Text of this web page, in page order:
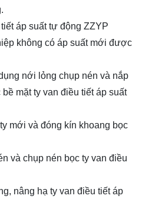
áp suất tự động ZZYP
không có áp suất mới được
nới lỏng chụp nén và nắp
mặt ty van điều tiết áp suất
mới và đóng kín khoang bọc
và chụp nén bọc ty van điều
nâng hạ ty van điều tiết áp